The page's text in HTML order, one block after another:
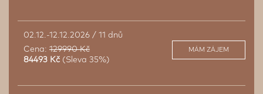
02.12.-12.12.2026 / 11 dnů
Cena: 129990 Kč
84493 Kč (Sleva 35%)
MÁM ZÁJEM